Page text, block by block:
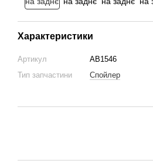
Характеристики
Артикул
AB1546
Тип запчастини
Спойлер